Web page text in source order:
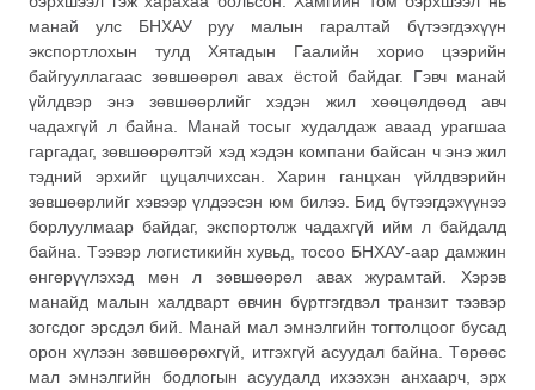
манай улс БНХАУ руу малын гаралтай бүтээгдэхүүн
экспортлохын тулд Хятадын Гаалийн хорио цээрийн
байгууллагаас зөвшөөрөл авах ёстой байдаг. Гэвч манай
үйлдвэр энэ зөвшөөрлийг хэдэн жил хөөцөлдөөд авч
чадахгүй л байна. Манай тосыг худалдаж аваад урагшаа
гаргадаг, зөвшөөрөлтэй хэд хэдэн компани байсан ч энэ жил
тэдний эрхийг цуцалчихсан. Харин ганцхан үйлдвэрийн
зөвшөөрлийг хэвээр үлдээсэн юм билээ. Бид бүтээгдэхүүнээ
борлуулмаар байдаг, экспортолж чадахгүй ийм л байдалд
байна. Тээвэр логистикийн хувьд, тосоо БНХАУ-аар дамжин
өнгөрүүлэхэд мөн л зөвшөөрөл авах журамтай. Хэрэв
манайд малын халдварт өвчин бүртгэгдвэл транзит тээвэр
зогсдог эрсдэл бий. Манай мал эмнэлгийн тогтолцоог бусад
орон хүлээн зөвшөөрөхгүй, итгэхгүй асуудал байна. Төрөөс
мал эмнэлгийн бодлогын асуудалд ихээхэн анхаарч, эрх